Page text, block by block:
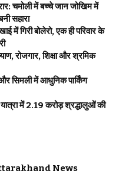
चमोली में बच्चे जान जोखिम में
सहारा
में गिरी बोलेरो, एक ही परिवार के
रोजगार, शिक्षा और श्रमिक
सिमली में आधुनिक पार्किंग
में 2.19 करोड़ श्रद्धालुओं की
News